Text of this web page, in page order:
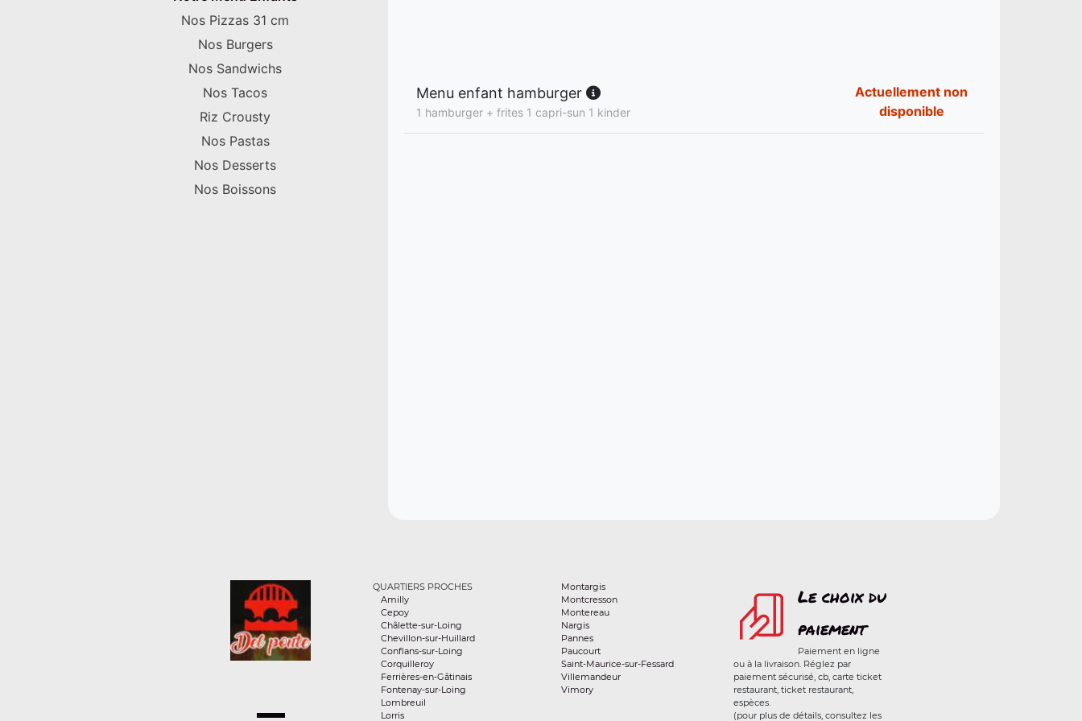
Nos Pizzas 31 cm
Nos Burgers
Nos Sandwichs
Nos Tacos
Riz Crousty
Nos Pastas
Nos Desserts
Nos Boissons
Menu enfant hamburger
1 hamburger + frites 1 capri-sun 1 kinder
Actuellement non
disponible
QUARTIERS PROCHES
Amilly
Cepoy
Châlette-sur-Loing
Chevillon-sur-Huillard
Conflans-sur-Loing
Corquilleroy
Ferrières-en-Gâtinais
Fontenay-sur-Loing
Lombreuil
Lorris
Montargis
Montcresson
Montereau
Nargis
Pannes
Paucourt
Saint-Maurice-sur-Fessard
Villemandeur
Vimory
Le choix du
paiement
Paiement en ligne
ou à la livraison. Réglez par
paiement sécurisé, cb, carte ticket
restaurant, ticket restaurant,
espèces.
(pour plus de détails, consultez les